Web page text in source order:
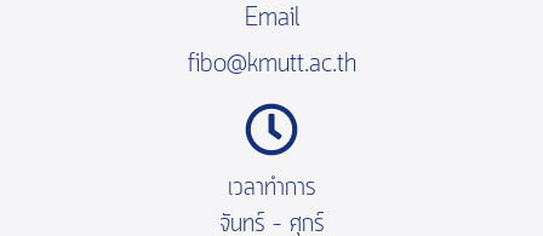
Email
fibo@kmutt.ac.th
เวลาทำการ
จันทร์ – ศุกร์